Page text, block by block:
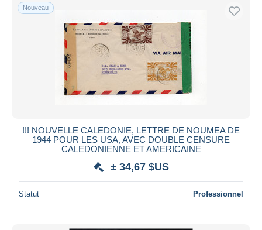
Nouveau
!!! NOUVELLE CALEDONIE, LETTRE DE NOUMEA DE
1944 POUR LES USA, AVEC DOUBLE CENSURE
CALEDONIENNE ET AMERICAINE
± 34,67 $US
Statut Professionnel